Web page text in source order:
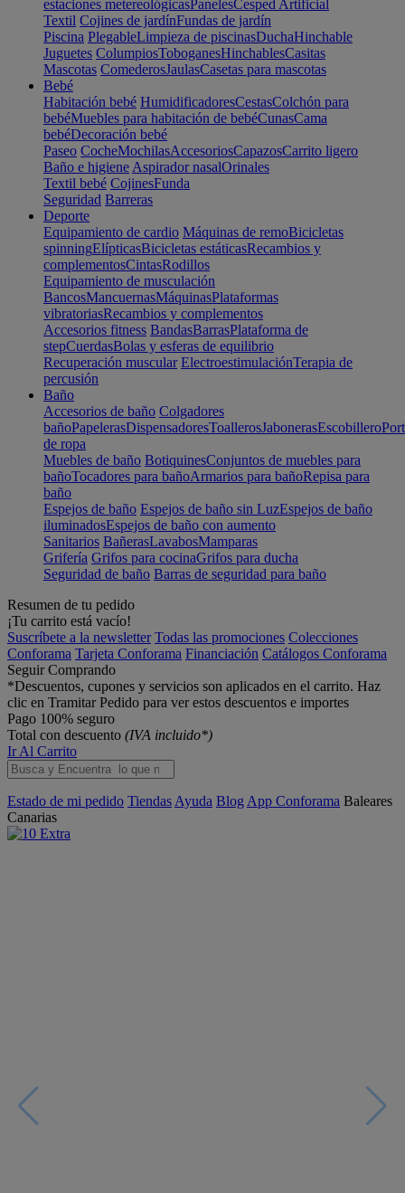
estaciones metereológicasPanelesCesped Artificial
Textil Cojines de jardínFundas de jardín
Piscina PlegableLimpieza de piscinasDuchaHinchable
Juguetes ColumpiosToboganesHinchablesCasitas
Mascotas ComederosJaulasCasetas para mascotas
Bebé
Habitación bebé HumidificadoresCestasColchón para
bebéMuebles para habitación de bebéCunasCama
bebéDecoración bebé
Paseo CocheMochilasAccesoriosCapazosCarrito ligero
Baño e higiene Aspirador nasalOrinales
Textil bebé CojinesFunda
Seguridad Barreras
Deporte
Equipamiento de cardio Máquinas de remoBicicletas
spinningElípticasBicicletas estáticasRecambios y
complementosCintasRodillos
Equipamiento de musculación
BancosMancuernasMáquinasPlataformas
vibratoriasRecambios y complementos
Accesorios fitness BandasBarrasPlataforma de
stepCuerdasBolas y esferas de equilibrio
Recuperación muscular ElectroestimulaciónTerapia de
percusión
Baño
Accesorios de baño Colgadores
bañoPapelerasDispensadoresToallerosJabonerasEscobillero
de ropa
Muebles de baño BotiquinesConjuntos de muebles para
bañoTocadores para bañoArmarios para bañoRepisa para
baño
Espejos de baño Espejos de baño sin LuzEspejos de baño
iluminadosEspejos de baño con aumento
Sanitarios BañerasLavabosMamparas
Grifería Grifos para cocinaGrifos para ducha
Seguridad de baño Barras de seguridad para baño
Resumen de tu pedido
¡Tu carrito está vacío!
Suscríbete a la newsletter Todas las promociones Colecciones
Conforama Tarjeta Conforama Financiación Catálogos Conforama
Seguir Comprando
*Descuentos, cupones y servicios son aplicados en el carrito. Haz
clic en Tramitar Pedido para ver estos descuentos e importes
Pago 100% seguro
Total con descuento (IVA incluido*)
Ir Al Carrito
Estado de mi pedido Tiendas Ayuda Blog App Conforama Baleares
Canarias